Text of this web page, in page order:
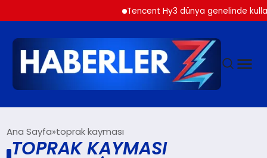
Tencent Hy3 dünya genelinde
Ana Sayfa toprak kayması
TOPRAK KAYMASI